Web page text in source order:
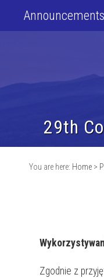
Announcements
29th
You are here: Home >
Zgodnie z